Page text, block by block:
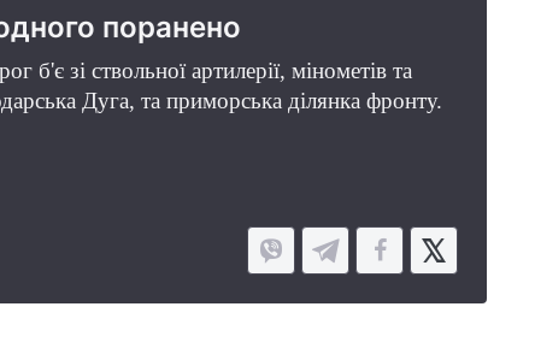
поранено
зі ствольної артилерії, мінометів та
Дуга, та приморська ділянка фронту.